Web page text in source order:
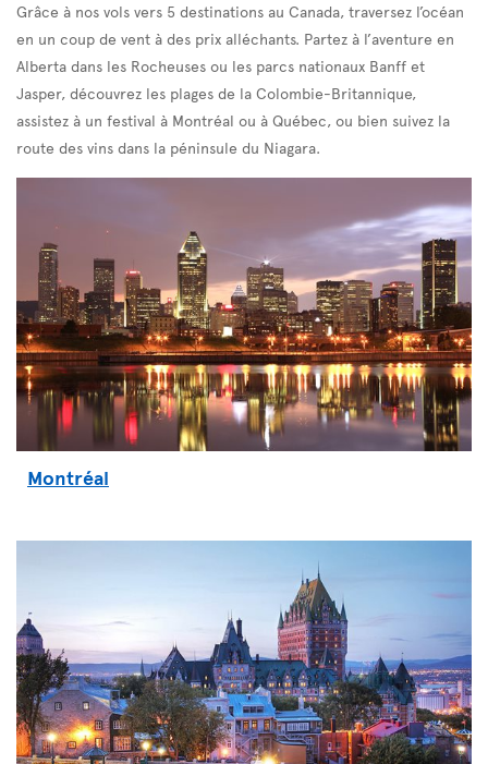
Grâce à nos vols vers 5 destinations au Canada, traversez l’océan
en un coup de vent à des prix alléchants. Partez à l’aventure en
Alberta dans les Rocheuses ou les parcs nationaux Banff et
Jasper, découvrez les plages de la Colombie-Britannique,
assistez à un festival à Montréal ou à Québec, ou bien suivez la
route des vins dans la péninsule du Niagara.
Montréal